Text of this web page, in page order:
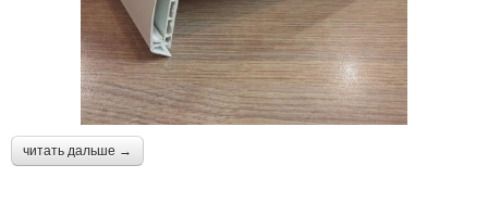
читать дальше →